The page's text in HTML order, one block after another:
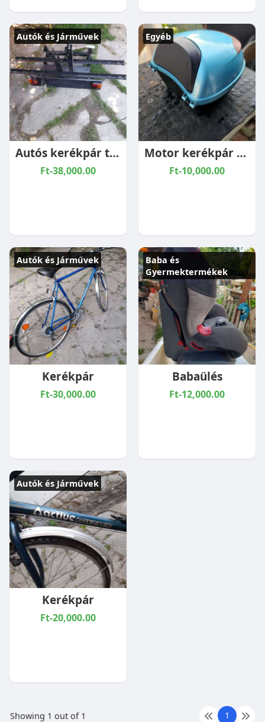
Autók és Járművek
Autós kerékpár tartó
Ft-38,000.00
Egyéb
Motor kerékpár csomag tartó
Ft-10,000.00
Autók és Járművek
Kerékpár
Ft-30,000.00
Baba és
Gyermektermékek
Babaülés
Ft-12,000.00
Autók és Járművek
Kerékpár
Ft-20,000.00
Showing 1 out of 1 1